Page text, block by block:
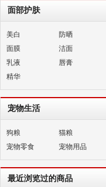
面部护肤
美白
防晒
面膜
洁面
乳液
唇膏
精华
宠物生活
狗粮
猫粮
宠物零食
宠物用品
最近浏览过的商品